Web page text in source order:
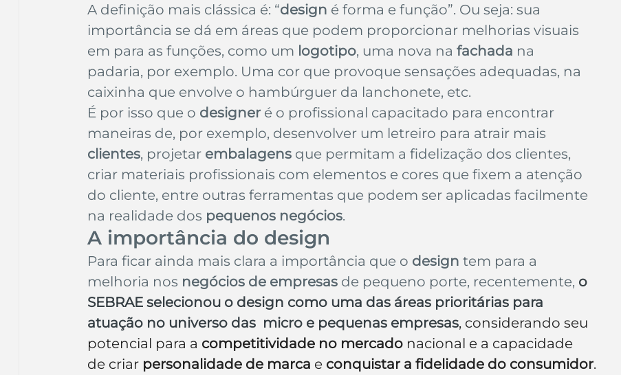
A definição mais clássica é: “design é forma e função”. Ou seja: sua
importância se dá em áreas que podem proporcionar melhorias visuais
em para as funções, como um logotipo, uma nova na fachada na
padaria, por exemplo. Uma cor que provoque sensações adequadas, na
caixinha que envolve o hambúrguer da lanchonete, etc.
É por isso que o designer é o profissional capacitado para encontrar
maneiras de, por exemplo, desenvolver um letreiro para atrair mais
clientes, projetar embalagens que permitam a fidelização dos clientes,
criar materiais profissionais com elementos e cores que fixem a atenção
do cliente, entre outras ferramentas que podem ser aplicadas facilmente
na realidade dos pequenos negócios.
A importância do design
Para ficar ainda mais clara a importância que o design tem para a
melhoria nos negócios de empresas de pequeno porte, recentemente, o
SEBRAE selecionou o design como uma das áreas prioritárias para
atuação no universo das  micro e pequenas empresas, considerando seu
potencial para a competitividade no mercado nacional e a capacidade
de criar personalidade de marca e conquistar a fidelidade do consumidor.